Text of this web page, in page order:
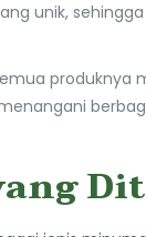
unik,
produknya